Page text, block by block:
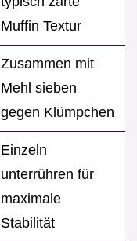
Muffin Textur
Zusammen mit
Mehl sieben
gegen Klümpchen
Einzeln
unterrühren für
maximale
Stabilität